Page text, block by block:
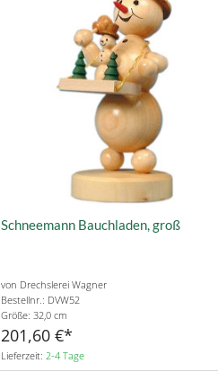
Schneemann Bauchladen, groß
von Drechslerei Wagner
Bestellnr.: DVW52
Größe: 32,0 cm
201,60 €
Lieferzeit: 2-4 Tage